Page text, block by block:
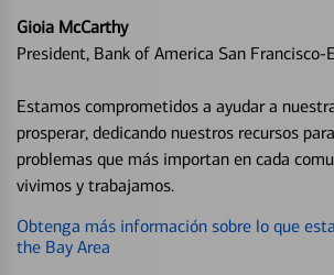
Gioia McCarthy
President, Bank of America San Francisco-
Estamos comprometidos a ayudar a
prosperar, dedicando nuestros recursos
problemas que más importan en cada
vivimos y trabajamos.
Obtenga más información sobre lo que
the Bay Area